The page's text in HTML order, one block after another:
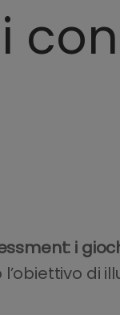
i
di